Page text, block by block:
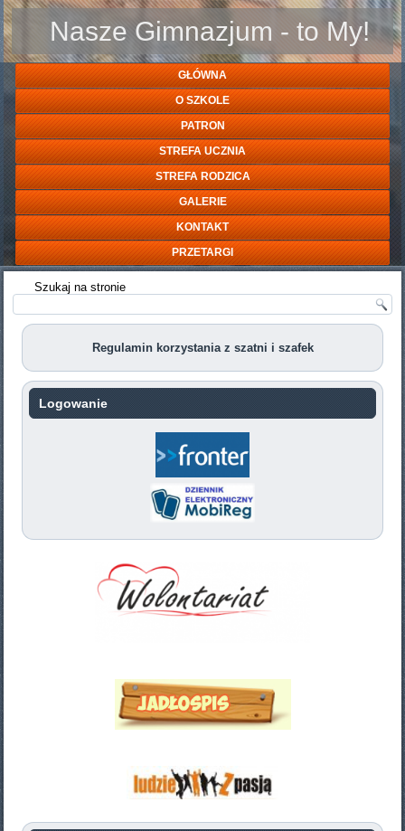
Nasze Gimnazjum - to My!
GŁÓWNA
O SZKOLE
PATRON
STREFA UCZNIA
STREFA RODZICA
GALERIE
KONTAKT
PRZETARGI
Szukaj na stronie
Regulamin korzystania z szatni i szafek
Logowanie